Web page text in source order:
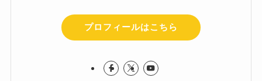
プロフィールはこちら